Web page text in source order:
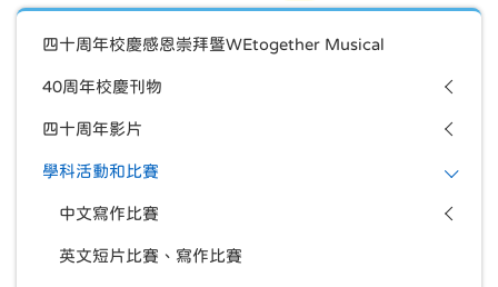
四十周年校慶感恩崇拜暨WEtogether Musical
40周年校慶刊物
四十周年影片
學科活動和比賽
中文寫作比賽
英文短片比賽、寫作比賽